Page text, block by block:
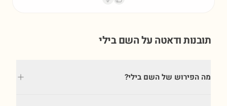
תובנות ודאטה על השםבילי
מה הפירוש של השם בילי?